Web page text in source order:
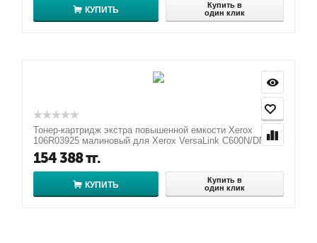
КУПИТЬ
Купить в
один клик
Тонер-картридж экстра повышенной емкости Xerox
106R03925 малиновый для Xerox VersaLink C600N/DN /...
154 388тг.
КУПИТЬ
Купить в
один клик